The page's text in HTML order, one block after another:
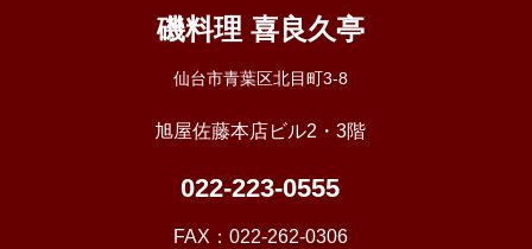
磯料理 喜良久亭
仙台市青葉区北目町3-8
旭屋佐藤本店ビル2・3階
022-223-0555
FAX： 022-262-0306